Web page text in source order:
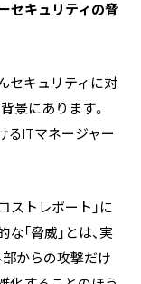
セキュリティの脅
セキュリティに対
景にあります。
るITマネージャー
ストレポート」に
「脅威」とは、実
からの攻撃だけ